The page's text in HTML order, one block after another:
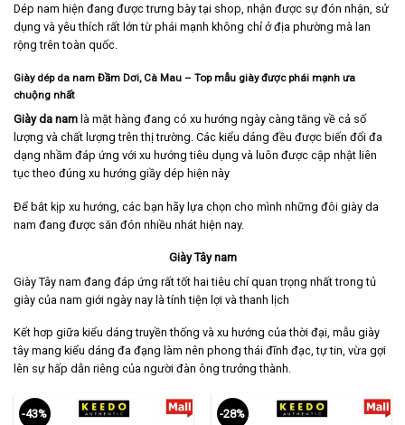
Dép nam hiện đang được trưng bày tại shop, nhận được sự đón nhận, sử
dụng và yêu thích rất lớn từ phái mạnh không chỉ ở địa phường mà lan
rộng trên toàn quốc.
Giày dép da nam Đầm Dơi, Cà Mau – Top mẫu giày được phái mạnh ưa
chuộng nhất
Giày da nam là mặt hàng đang có xu hướng ngày càng tăng về cả số
lượng và chất lượng trên thị trường. Các kiểu dáng đều được biến đổi đa
dạng nhầm đáp ứng với xu hướng tiêu dụng và luôn được cập nhật liên
tục theo đúng xu hướng giầy dép hiện này
Để bắt kịp xu hướng, các bạn hãy lựa chọn cho mình những đôi giày da
nam đang được săn đón nhiều nhát hiện nay.
Giày Tây nam
Giày Tây nam đang đáp ứng rất tốt hai tiêu chí quan trọng nhất trong tủ
giày của nam giới ngày nay là tính tiện lợi và thanh lịch
Kết hơp giữa kiểu dáng truyền thống và xu hướng của thời đại, mẫu giày
tây mang kiểu dáng đa đạng làm nên phong thái đĩnh đạc, tự tin, vừa gợi
lên sự hấp dẫn riêng của người đàn ông trưởng thành.
-43% -28%